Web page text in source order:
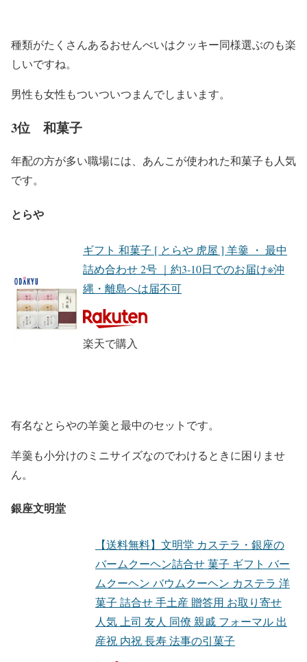
種類がたくさんあるおせんべいはクッキー同様選ぶのも楽
しいですね。
男性も女性もついついつまんでしまいます。
3位 和菓子
年配の方が多い職場には、あんこが使われた和菓子も人気
です。
とらや
ギフト 和菓子 [ とらや 虎屋 ] 羊羹 ・ 最中
詰め合わせ 2号 ｜約3-10日でのお届け※沖
縄・離島へは届不可
楽天で購入
有名なとらやの羊羹と最中のセットです。
羊羹も小分けのミニサイズなのでわけるときに困りませ
ん。
銀座文明堂
【送料無料】文明堂 カステラ・銀座の
バームクーヘン詰合せ 菓子 ギフト バー
ムクーヘン バウムクーヘン カステラ 洋
菓子 詰合せ 手土産 贈答用 お取り寄せ
人気 上司 友人 同僚 親戚 フォーマル 出
産祝 内祝 長寿 法事の引菓子